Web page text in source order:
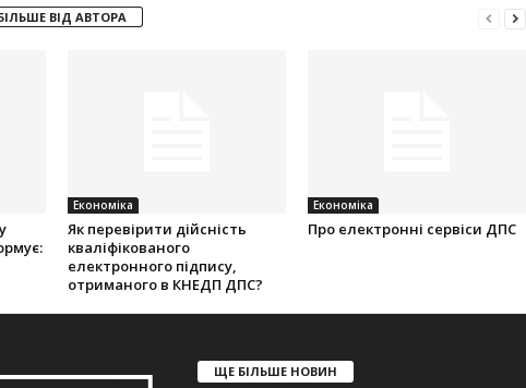
ВІД АВТОРА
Економіка
Як перевірити дійсність
кваліфікованого
електронного підпису,
отриманого в КНЕДП ДПС?
Економіка
Про електронні сервіси ДПС
ЩЕ БІЛЬШЕ НОВИН